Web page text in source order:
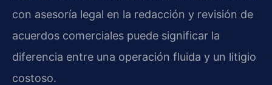
con asesoría legal en la redacción y revisión de
acuerdos comerciales puede significar la
diferencia entre una operación fluida y un litigio
costoso.